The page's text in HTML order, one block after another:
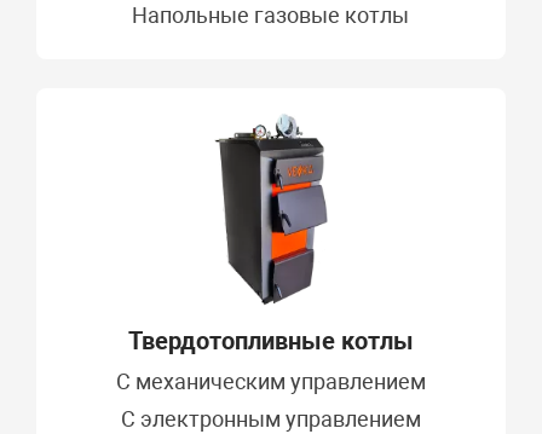
Напольные газовые котлы
Твердотопливные котлы
C механическим управлением
С электронным управлением